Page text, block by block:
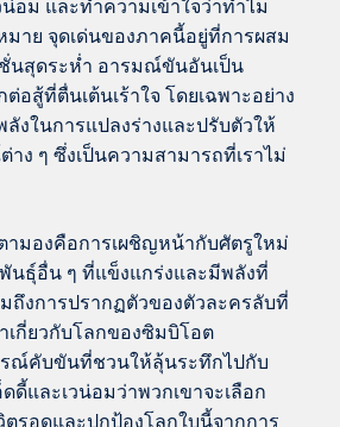
อม และทำความเข้าใจว่าทำไม
มาย จุดเด่นของภาคนี้อยู่ที่การผสม
นสุดระห่ำ อารมณ์ขันอันเป็น
อสู้ที่ตื่นเต้นเร้าใจ โดยเฉพาะอย่าง
งในการแปลงร่างและปรับตัวให้
ง ๆ ซึ่งเป็นความสามารถที่เราไม่
มองคือการเผชิญหน้ากับศัตรูใหม่
นธุ์อื่น ๆ ที่แข็งแกร่งและมีพลังที่
ถึงการปรากฏตัวของตัวละครลับที่
เกี่ยวกับโลกของซิมบิโอต
ณ์คับขันที่ชวนให้ลุ้นระทึกไปกับ
ดี้และเวน่อมว่าพวกเขาจะเลือก
ตรอดและปกป้องโลกใบนี้จากการ